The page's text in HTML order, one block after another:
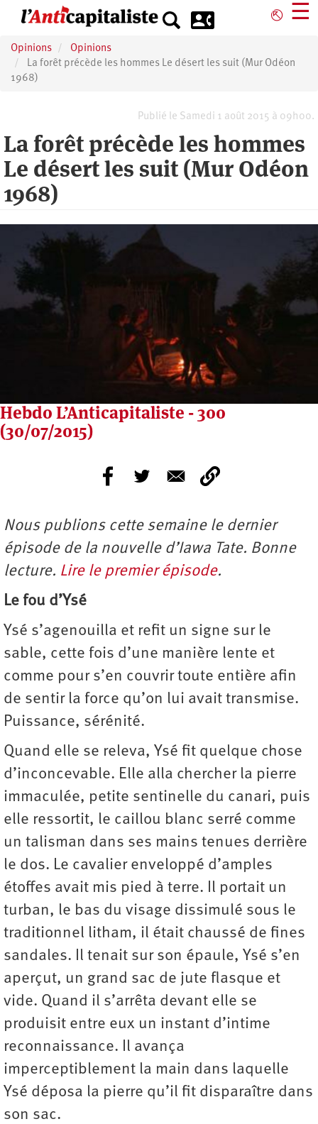
principal
⎋ ☰
Opinions
Opinions
La forêt précède les hommes Le désert les suit (Mur Odéon
1968)
Publié le Samedi 1 août 2015 à 09h00.
La forêt précède les hommes
Le désert les suit (Mur Odéon
1968)
Hebdo L’Anticapitaliste - 300
(30/07/2015)
Nous publions cette semaine le dernier
épisode de la nouvelle d’Iawa Tate. Bonne
lecture. Lire le premier épisode.
Le fou d’Ysé
Ysé s’agenouilla et refit un signe sur le
sable, cette fois d’une manière lente et
comme pour s’en couvrir toute entière afin
de sentir la force qu’on lui avait transmise.
Puissance, sérénité.
Quand elle se releva, Ysé fit quelque chose
d’inconcevable. Elle alla chercher la pierre
immaculée, petite sentinelle du canari, puis
elle ressortit, le caillou blanc serré comme
un talisman dans ses mains tenues derrière
le dos. Le cavalier enveloppé d’amples
étoffes avait mis pied à terre. Il portait un
turban, le bas du visage dissimulé sous le
traditionnel litham, il était chaussé de fines
sandales. Il tenait sur son épaule, Ysé s’en
aperçut, un grand sac de jute flasque et
vide. Quand il s’arrêta devant elle se
produisit entre eux un instant d’intime
reconnaissance. Il avança
imperceptiblement la main dans laquelle
Ysé déposa la pierre qu’il fit disparaître dans
son sac.